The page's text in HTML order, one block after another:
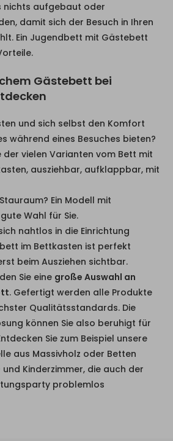
nichts aufgebaut oder
damit sich der Besuch in Ihren
Ein Jugendbett mit Gästebett
Gästebett bei
und sich selbst den Komfort
während eines Besuches bieten?
der vielen Varianten vom Bett mit
ausziehbar, aufklappbar, mit
Ein Modell mit
Wahl für Sie.
nahtlos in die Einrichtung
im Bettkasten ist perfekt
beim Ausziehen sichtbar.
Sie eine große Auswahl an
. Gefertigt werden alle Produkte
Qualitätsstandards. Die
können Sie also beruhigt für
Sie zum Beispiel unsere
aus Massivholz oder Betten
Kinderzimmer, die auch der
problemlos